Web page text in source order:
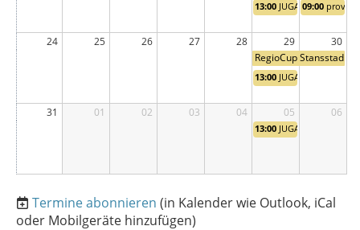
24 25 26 27 28 29 30
31 01 02 03 04 05 06
13:00 JUGA Training
09:00 prov.
RegioCup Stansstad
13:00 JUGA Training
13:00 JUGA Training
Termine abonnieren (in Kalender wie Outlook, iCal
oder Mobilgeräte hinzufügen)